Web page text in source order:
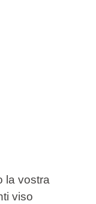
la vostra
viso